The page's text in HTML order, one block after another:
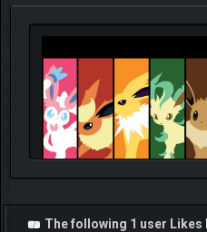
The following 1 user Likes